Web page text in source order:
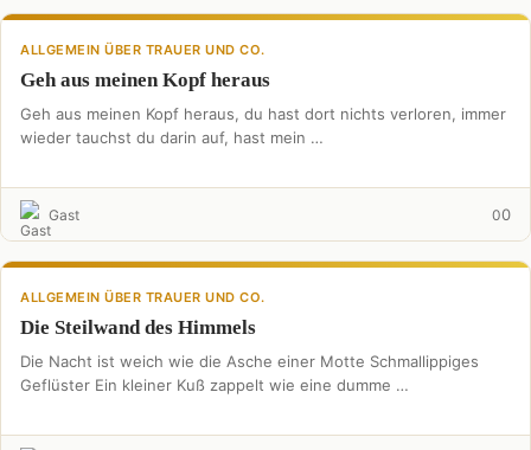
ALLGEMEIN ÜBER TRAUER UND CO.
Geh aus meinen Kopf heraus
Geh aus meinen Kopf heraus, du hast dort nichts verloren, immer
wieder tauchst du darin auf, hast mein …
Gast 00
ALLGEMEIN ÜBER TRAUER UND CO.
Die Steilwand des Himmels
Die Nacht ist weich wie die Asche einer Motte Schmallippiges
Geflüster Ein kleiner Kuß zappelt wie eine dumme …